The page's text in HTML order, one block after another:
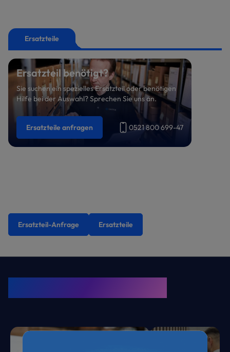
Ersatzteile
Ersatzteil benötigt?
Sie suchen ein spezielles Ersatzteil oder benötigen
Hilfe bei der Auswahl? Sprechen Sie uns an.
Ersatzteile anfragen 0521 800 699-47
Ersatzteil-Anfrage Ersatzteile